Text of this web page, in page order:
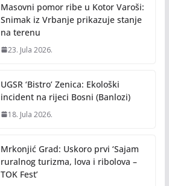
Masovni pomor ribe u Kotor Varoši:
Snimak iz Vrbanje prikazuje stanje
na terenu
23. Jula 2026.
UGSR ‘Bistro’ Zenica: Ekološki
incident na rijeci Bosni (Banlozi)
18. Jula 2026.
Mrkonjić Grad: Uskoro prvi ‘Sajam
ruralnog turizma, lova i ribolova –
TOK Fest’